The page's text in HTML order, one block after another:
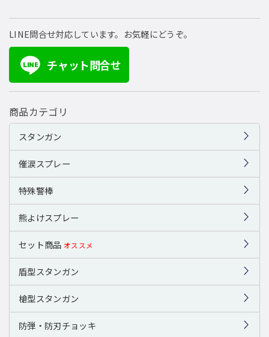
LINE問合せ対応しています。お気軽にどうぞ。
LINE チャット問合せ
商品カテゴリ
スタンガン
催涙スプレー
特殊警棒
熊よけスプレー
セット商品 オススメ
盾型スタンガン
槍型スタンガン
防弾・防刃チョッキ